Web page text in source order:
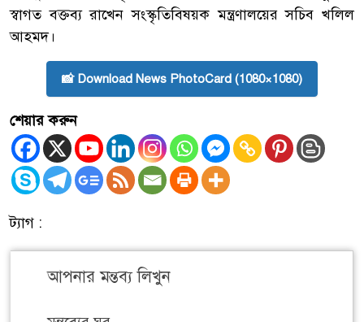
স্বাগত বক্তব্য রাখেন সংস্কৃতিবিষয়ক মন্ত্রণালয়ের সচিব খলিল
আহমদ।
📸 Download News PhotoCard (1080×1080)
শেয়ার করুন
ট্যাগ :
আপনার মন্তব্য লিখুন